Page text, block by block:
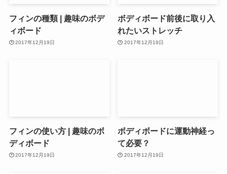
フィンの種類 | 趣味のボデ
ィボード
2017年12月19日
ボディボード前後に取り入
れたいストレッチ
2017年12月19日
フィンの使い方 | 趣味のボ
ディボード
2017年12月19日
ボディボードに運動神経っ
て必要？
2017年12月19日